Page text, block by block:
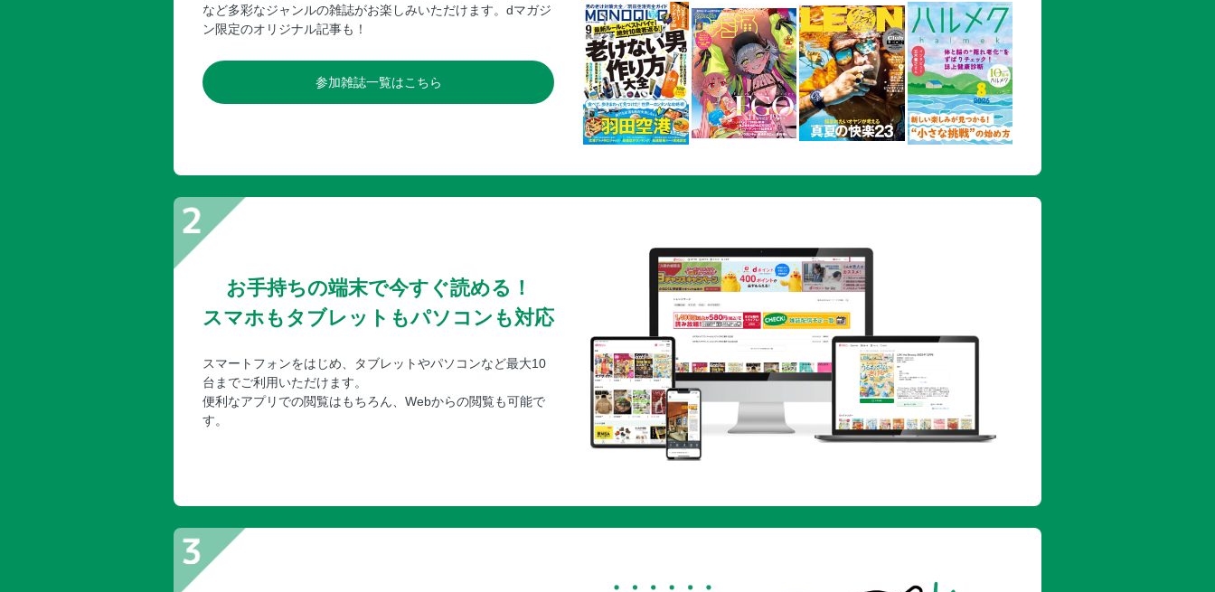
など多彩なジャンルの雑誌がお楽しみいただけます。dマガジ
ン限定のオリジナル記事も！
参加雑誌一覧はこちら
お手持ちの端末で今すぐ読める！
スマホもタブレットもパソコンも対応
スマートフォンをはじめ、タブレットやパソコンなど最大10
台までご利用いただけます。
便利なアプリでの閲覧はもちろん、Webからの閲覧も可能で
す。